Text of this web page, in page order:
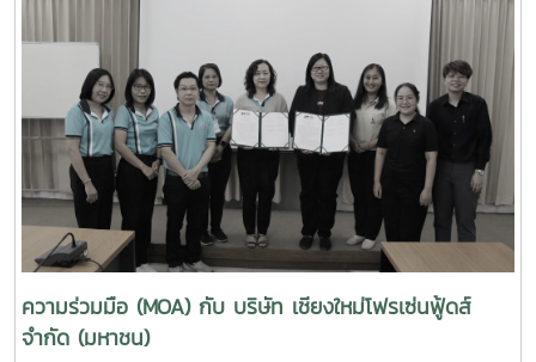
collaboration and explore future opportunities for
student exchange programs between the two
institutions.During the meeting, participants viewed
institutional introduction videos of Maejo University
and the Faculty of Engineering and Agro-Industry,
followed by discussions on academic cooperation,
research collaboration, and student exchange programs
at both undergraduate and graduate levels.Professor
Ken’ichi Yano delivered a keynote presentation on
“Automation Engineering, Welfare Robots and Nursing
Care Systems,” highlighting innovative robotics
ใหม่เมือง และถ่ายทอดประสบการณ์ในการมีส่วนร่วมจัดตั้งคณะฯ
ในช่วงที่ดำรงตำแหน่งผู้บริหารมหาวิทยาลัย สะท้อนถึงความมุ่งมั่น
และรากฐานสำคัญของการพัฒนาคณะจนถึงปัจจุบันนอกจากนี้
รองศาสตราจารย์ กิตติพงษ์ วุฒิจำนงค์ ตัวแทนผู้อาวุโส ได้ให้
โอวาทแก่บุคลากรรุ่นปัจจุบัน โดยเน้นย้ำถึงความตั้งใจในการ
ทำงาน ความรับผิดชอบต่อหน้าที่ และการร่วมกันพัฒนาองค์กรให้
ก้าวหน้าอย่างยั่งยืนในโอกาสนี้ ผู้ช่วยศาสตราจารย์ ดร.กาญจนา
นาคประสม คณบดีคณะวิศวกรรมและอุตสาหกรรมเกษตร เป็นผู้
แทนกล่าวขอขมาและขอพรจากผู้อาวุโส ก่อนที่คณาจารย์และ
บุคลากรจะร่วมกันประเคนของดำหัว เพื่อแสดงความเคารพและ
ความกตัญญูกตเวทีทั้งนี้ มีผู้อาวุโสเข้าร่วมกิจกรรมจำนวนทั้งสิ้น
15 ท่าน ณ ห้อง E117 อาคารเรียนรวมสาขาวิศวกรรมศาสตร์
ความร่วมมือ (MOA) กับ บริษัท เชียงใหม่โฟรเซ่นฟู้ดส์
จำกัด (มหาชน)